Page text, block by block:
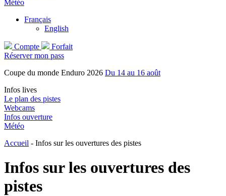
Météo
Français
English
Compte
Forfait
Réserver mon pass
Coupe du monde Enduro 2026 Du 14 au 16 août
Infos lives
Le plan des pistes
Webcams
Infos ouverture
Météo
Accueil - Infos sur les ouvertures des pistes
Infos sur les ouvertures des
pistes